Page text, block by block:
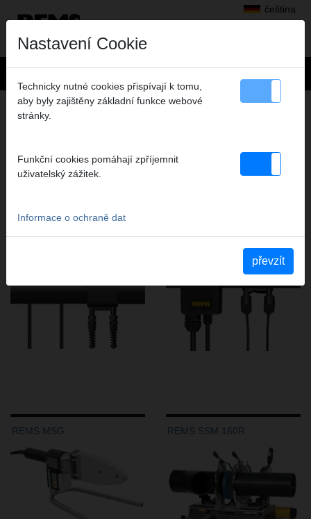
čeština
SVAŘOVÁNÍ PLASTOVÝCH TRUBEK
REMS EMSG 160
REMS MSG REMS SSM 160R
Nastavení Cookie
Technicky nutné cookies přispívají k tomu,
aby byly zajištěny základní funkce webové
stránky.
Funkční cookies pomáhají zpříjemnit
uživatelský zážitek.
Informace o ochraně dat
převzít